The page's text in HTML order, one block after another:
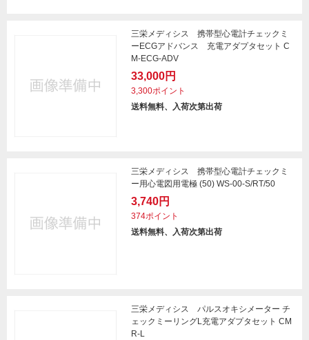
三栄メディシス 携帯型心電計チェックミ
ーECGアドバンス 充電アダプタセット C
M-ECG-ADV
33,000円
3,300ポイント
送料無料、入荷次第出荷
三栄メディシス 携帯型心電計チェックミ
ー用心電図用電極 (50) WS-00-S/RT/50
3,740円
374ポイント
送料無料、入荷次第出荷
三栄メディシス パルスオキシメーター チ
ェックミーリングL充電アダプタセット CM
R-L